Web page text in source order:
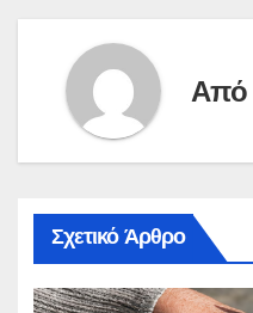
Από
Σχετικό Άρθρο